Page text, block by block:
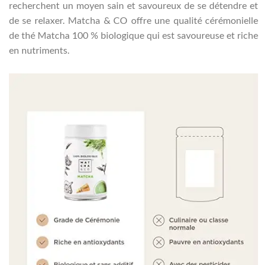
recherchent un moyen sain et savoureux de se détendre et
de se relaxer. Matcha & CO offre une qualité cérémonielle
de thé Matcha 100 % biologique qui est savoureuse et riche
en nutriments.